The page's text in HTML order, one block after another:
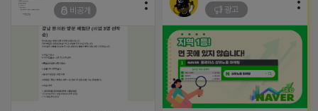
비공개 광고